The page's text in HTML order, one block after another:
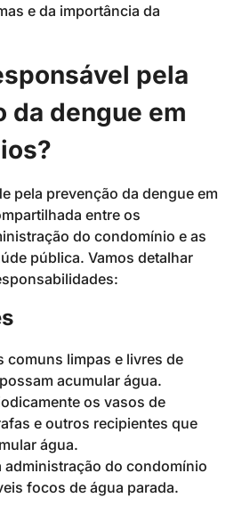
e da importância da
pela
da dengue em
pela prevenção da dengue em
entre os
do condomínio e as
pública. Vamos detalhar
comuns limpas e livres de
acumular água.
os vasos de
e outros recipientes que
água.
administração do condomínio
focos de água parada.